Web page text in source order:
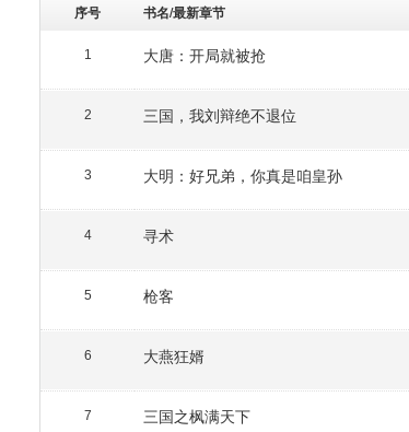
序号 书名/最新章节
1 大唐：开局就被抢
2 三国，我刘辩绝不退位
3 大明：好兄弟，你真是咱皇孙
4 寻术
5 枪客
6 大燕狂婿
7 三国之枫满天下